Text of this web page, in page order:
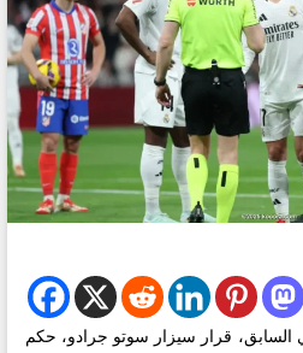
السابق، قرار سيزار سوتو جرادو، حكم